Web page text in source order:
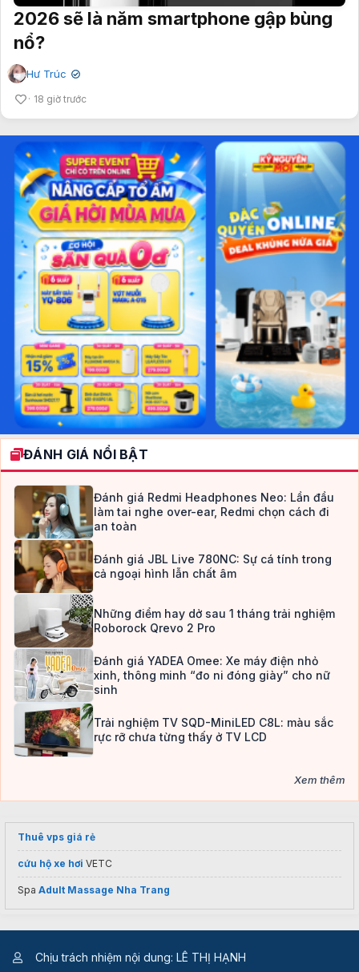
2026 sẽ là năm smartphone gập bùng
nổ?
Hư Trúc ✔
18 giờ trước
ĐÁNH GIÁ NỔI BẬT
Đánh giá Redmi Headphones Neo: Lần đầu
làm tai nghe over-ear, Redmi chọn cách đi
an toàn
Đánh giá JBL Live 780NC: Sự cá tính trong
cả ngoại hình lẫn chất âm
Những điểm hay dở sau 1 tháng trải nghiệm
Roborock Qrevo 2 Pro
Đánh giá YADEA Omee: Xe máy điện nhỏ
xinh, thông minh “đo ni đóng giày” cho nữ
sinh
Trải nghiệm TV SQD-MiniLED C8L: màu sắc
rực rỡ chưa từng thấy ở TV LCD
Xem thêm
Thuê vps giá rẻ
cứu hộ xe hơi VETC
Spa Adult Massage Nha Trang
Chịu trách nhiệm nội dung: LÊ THỊ HẠNH